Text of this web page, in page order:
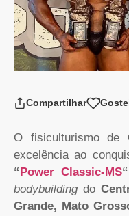
Compartilhar
O fisiculturismo de
excelência ao
“Power Classic-MS“
bodybuildingdo
Grande, Mato